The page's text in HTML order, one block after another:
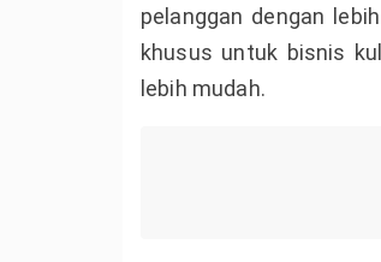
pelanggan dengan
khusus untuk bisnis
lebih mudah.